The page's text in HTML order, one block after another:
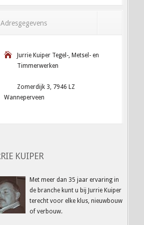
Adresgegevens
Jurrie Kuiper Tegel-, Metsel- en
Timmerwerken
Zomerdijk 3, 7946 LZ
Wanneperveen
KUIPER
Met meer dan 35 jaar ervaring in
de branche kunt u bij Jurrie Kuiper
terecht voor elke klus, nieuwbouw
of verbouw.